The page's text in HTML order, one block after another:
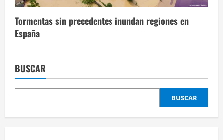
Tormentas sin precedentes inundan regiones en
España
BUSCAR
BUSCAR